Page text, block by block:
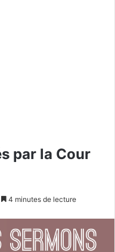
par la Cour
4 minutes de lecture